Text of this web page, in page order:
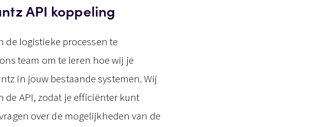
API koppeling
logistieke processen te
team om te leren hoe wij je
in jouw bestaande systemen. Wij
de API, zodat je efficiënter kunt
over de mogelijkheden van de